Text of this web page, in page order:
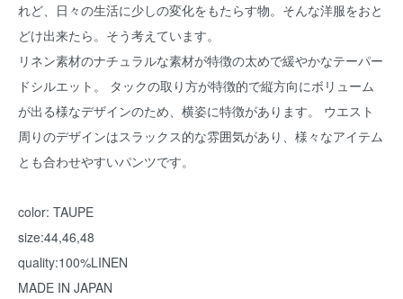
れど、日々の生活に少しの変化をもたらす物。そんな洋服をおと
どけ出来たら。そう考えています。
リネン素材のナチュラルな素材が特徴の太めで緩やかなテーパー
ドシルエット。 タックの取り方が特徴的で縦方向にボリューム
が出る様なデザインのため、横姿に特徴があります。 ウエスト
周りのデザインはスラックス的な雰囲気があり、様々なアイテム
とも合わせやすいパンツです。
color: TAUPE
size:44,46,48
quality:100%LINEN
MADE IN JAPAN